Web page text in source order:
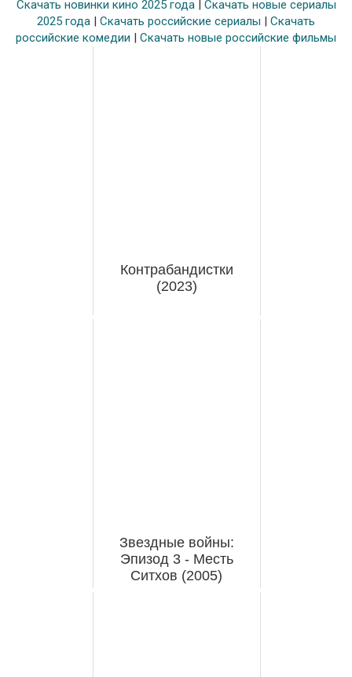
Скачать новинки кино 2025 года| Скачать новые сериалы
2025 года
Скачать российские сериалы
Скачать
российские комедии
Скачать новые российские фильмы
Контрабандистки
(2023)
Звездные войны:
Эпизод 3 - Месть
Ситхов (2005)